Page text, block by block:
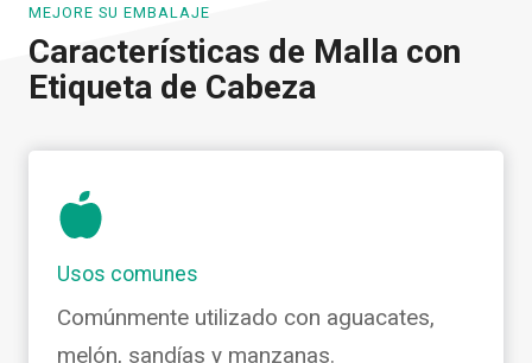
MEJORE SU EMBALAJE
Características de Malla con
Etiqueta de Cabeza
Usos comunes
Comúnmente utilizado con aguacates,
melón, sandías y manzanas.